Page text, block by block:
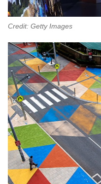
Credit: Getty Images